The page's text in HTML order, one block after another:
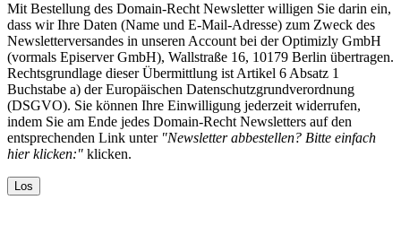
Mit Bestellung des Domain-Recht Newsletter willigen Sie darin ein,
dass wir Ihre Daten (Name und E-Mail-Adresse) zum Zweck des
Newsletterversandes in unseren Account bei der Optimizly GmbH
(vormals Episerver GmbH), Wallstraße 16, 10179 Berlin übertragen.
Rechtsgrundlage dieser Übermittlung ist Artikel 6 Absatz 1
Buchstabe a) der Europäischen Datenschutzgrundverordnung
(DSGVO). Sie können Ihre Einwilligung jederzeit widerrufen,
indem Sie am Ende jedes Domain-Recht Newsletters auf den
entsprechenden Link unter "Newsletter abbestellen? Bitte einfach
hier klicken:" klicken.